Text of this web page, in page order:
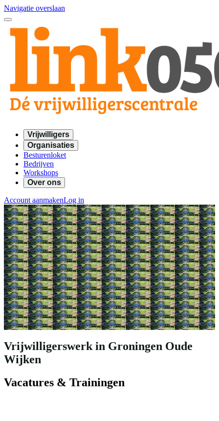
Navigatie overslaan
Vrijwilligers
Organisaties
Besturenloket
Bedrijven
Workshops
Over ons
Account aanmakenLog in
Vrijwilligerswerk in Groningen Oude
Wijken
Vacatures & Trainingen